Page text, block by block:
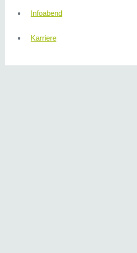
Infoabend
Karriere